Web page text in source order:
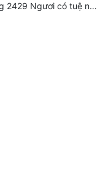
Chương 2429 Ngươi có tuệ nhãn? Ta có...